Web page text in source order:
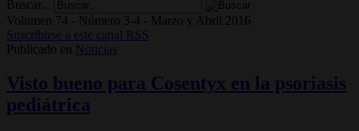
Buscar...
Volumen 74 - Número 3-4 - Marzo y Abril 2016
Suscribirse a este canal RSS
Publicado en
Noticias
Visto bueno para Cosentyx en la psoriasis
pediátrica